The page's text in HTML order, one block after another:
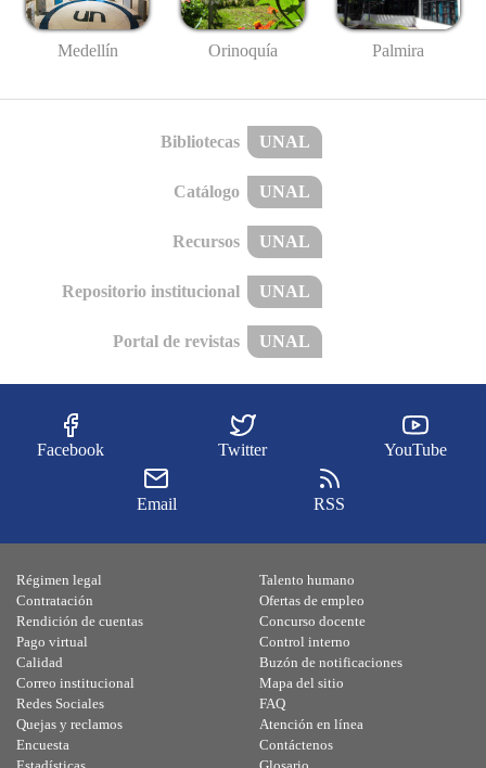
Medellín Orinoquía Palmira
Bibliotecas UNAL
Catálogo UNAL
Recursos UNAL
Repositorio institucional UNAL
Portal de revistas UNAL
Facebook Twitter YouTube
Email RSS
Régimen legal
Contratación
Rendición de cuentas
Pago virtual
Calidad
Talento humano
Ofertas de empleo
Concurso docente
Control interno
Buzón de notificaciones
Correo institucional
Redes Sociales
Quejas y reclamos
Encuesta
Mapa del sitio
FAQ
Atención en línea
Contáctenos